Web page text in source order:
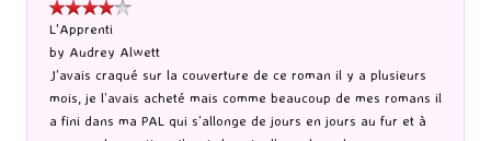
L'Apprenti
by Audrey Alwett
J’avais craqué sur la couverture de ce roman il y a plusieurs
mois, je l’avais acheté mais comme beaucoup de mes romans il
a fini dans ma PAL qui s’allonge de jours en jours au fur et à